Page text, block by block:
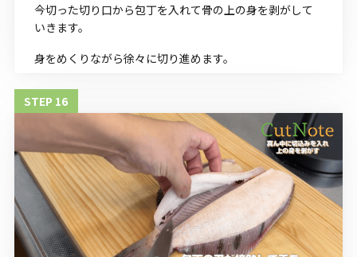
今切った切り口から包丁を入れて骨の上の身を剥がして
いきます。
身をめくりながら徐々に切り進めます。